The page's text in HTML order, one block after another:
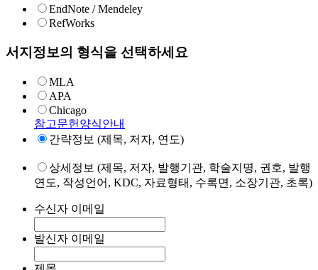
EndNote / Mendeley
RefWorks
서지정보의 형식을 선택하세요
MLA
APA
Chicago
참고문헌양식안내
간략정보 (제목, 저자, 연도)
상세정보 (제목, 저자, 발행기관, 학술지명, 권호, 발행
연도, 작성언어, KDC, 자료형태, 수록면, 소장기관, 초록)
수신자 이메일
발신자 이메일